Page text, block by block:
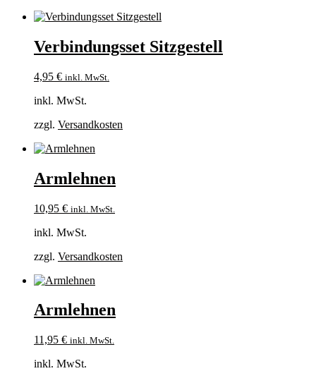
Verbindungsset Sitzgestell
4,95 € inkl. MwSt.
inkl. MwSt.
zzgl. Versandkosten
Armlehnen
10,95 € inkl. MwSt.
inkl. MwSt.
zzgl. Versandkosten
Armlehnen
11,95 € inkl. MwSt.
inkl. MwSt.